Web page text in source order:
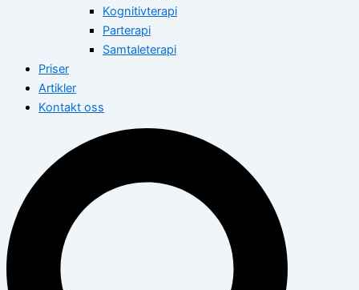
Kognitivterapi
Parterapi
Samtaleterapi
Priser
Artikler
Kontakt oss